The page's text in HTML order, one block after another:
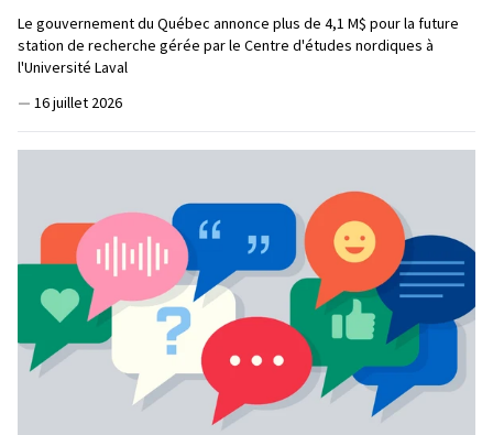
Le gouvernement du Québec annonce plus de 4,1 M$ pour la future
station de recherche gérée par le Centre d'études nordiques à
l'Université Laval
— 16 juillet 2026